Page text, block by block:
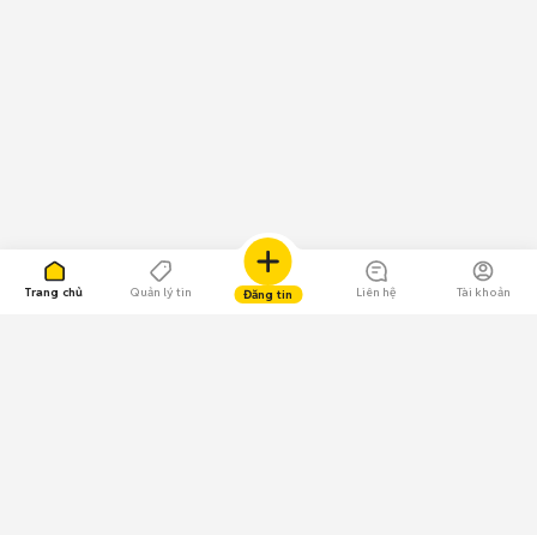
Trang chủ Quản lý tin Đăng tin Liên hệ Tài khoản